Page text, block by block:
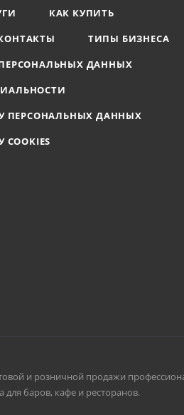
КАК КУПИТЬ
ТИПЫ БИЗНЕСА
ДАННЫХ
ПЕРСОНАЛЬНЫХ ДАННЫХ
и розничной продажи
для баров, кафе и ресторанов.